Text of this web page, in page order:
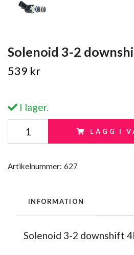
Solenoid 3-2
539 kr
I lager.
LÄGG I
Artikelnummer: 627
INFORMATION
Solenoid 3-2 downshift